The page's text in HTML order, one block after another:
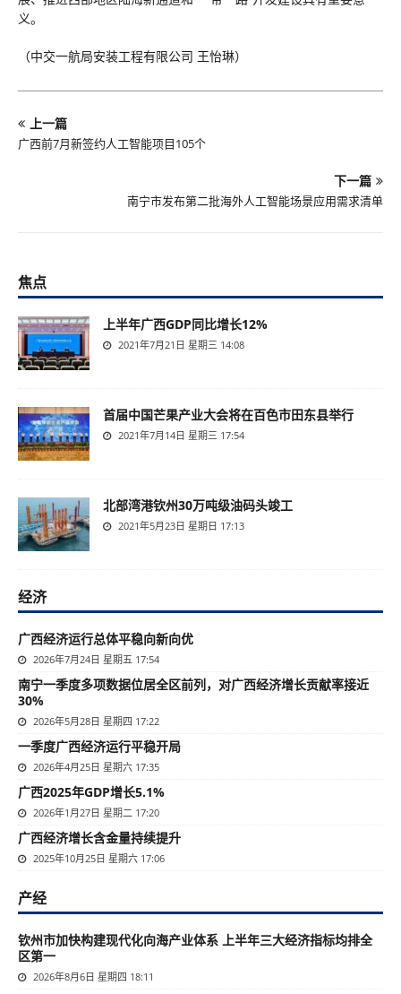
义。
（中交一航局安装工程有限公司 王怡琳）
上一篇
广西前7月新签约人工智能项目105个
下一篇
南宁市发布第二批海外人工智能场景应用需求清单
焦点
上半年广西GDP同比增长12%
2021年7月21日 星期三 14:08
首届中国芒果产业大会将在百色市田东县举行
2021年7月14日 星期三 17:54
北部湾港钦州30万吨级油码头竣工
2021年5月23日 星期日 17:13
经济
广西经济运行总体平稳向新向优
2026年7月24日 星期五 17:54
南宁一季度多项数据位居全区前列，对广西经济增长贡献率接近
30%
2026年5月28日 星期四 17:22
一季度广西经济运行平稳开局
2026年4月25日 星期六 17:35
广西2025年GDP增长5.1%
2026年1月27日 星期二 17:20
广西经济增长含金量持续提升
2025年10月25日 星期六 17:06
产经
钦州市加快构建现代化向海产业体系 上半年三大经济指标均排全
区第一
2026年8月6日 星期四 18:11